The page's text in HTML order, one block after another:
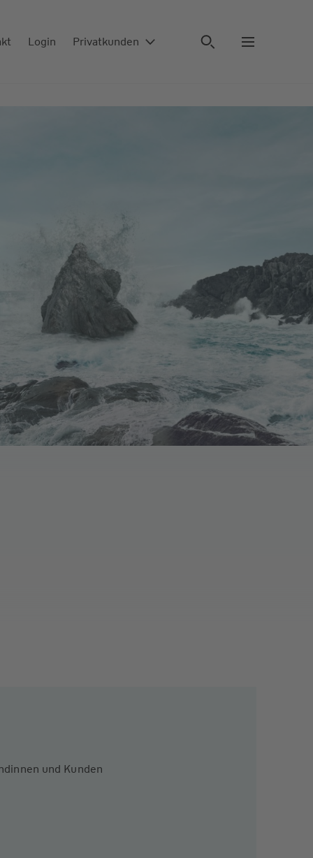
Login Privatkunden
und Kunden